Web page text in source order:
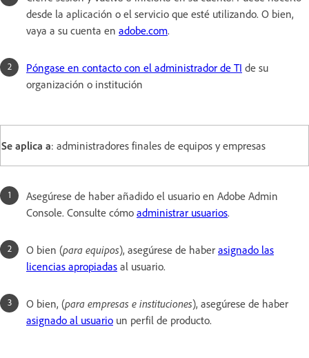
desde la aplicación o el servicio que esté utilizando. O bien,
vaya a su cuenta en adobe.com.
Póngase en contacto con el administrador de TI de su
organización o institución
Se aplica a: administradores finales de equipos y empresas
Asegúrese de haber añadido el usuario en Adobe Admin
Console. Consulte cómo administrar usuarios.
O bien (para equipos), asegúrese de haber asignado las
licencias apropiadas al usuario.
O bien, (para empresas e instituciones), asegúrese de haber
asignado al usuario un perfil de producto.